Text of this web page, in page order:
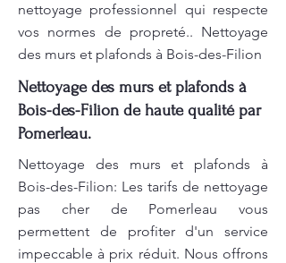
nettoyage professionnel qui respecte
vos normes de propreté.. Nettoyage
des murs et plafonds à Bois-des-Filion
Nettoyage des murs et plafonds à
Bois-des-Filion de haute qualité par
Pomerleau.
Nettoyage des murs et plafonds à
Bois-des-Filion: Les tarifs de nettoyage
pas cher de Pomerleau vous
permettent de profiter d'un service
impeccable à prix réduit. Nous offrons